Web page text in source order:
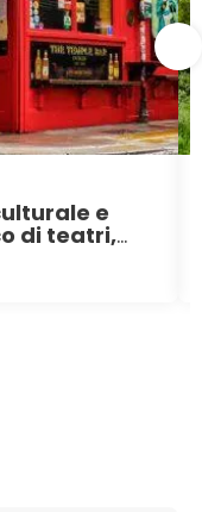
e
di teatri,